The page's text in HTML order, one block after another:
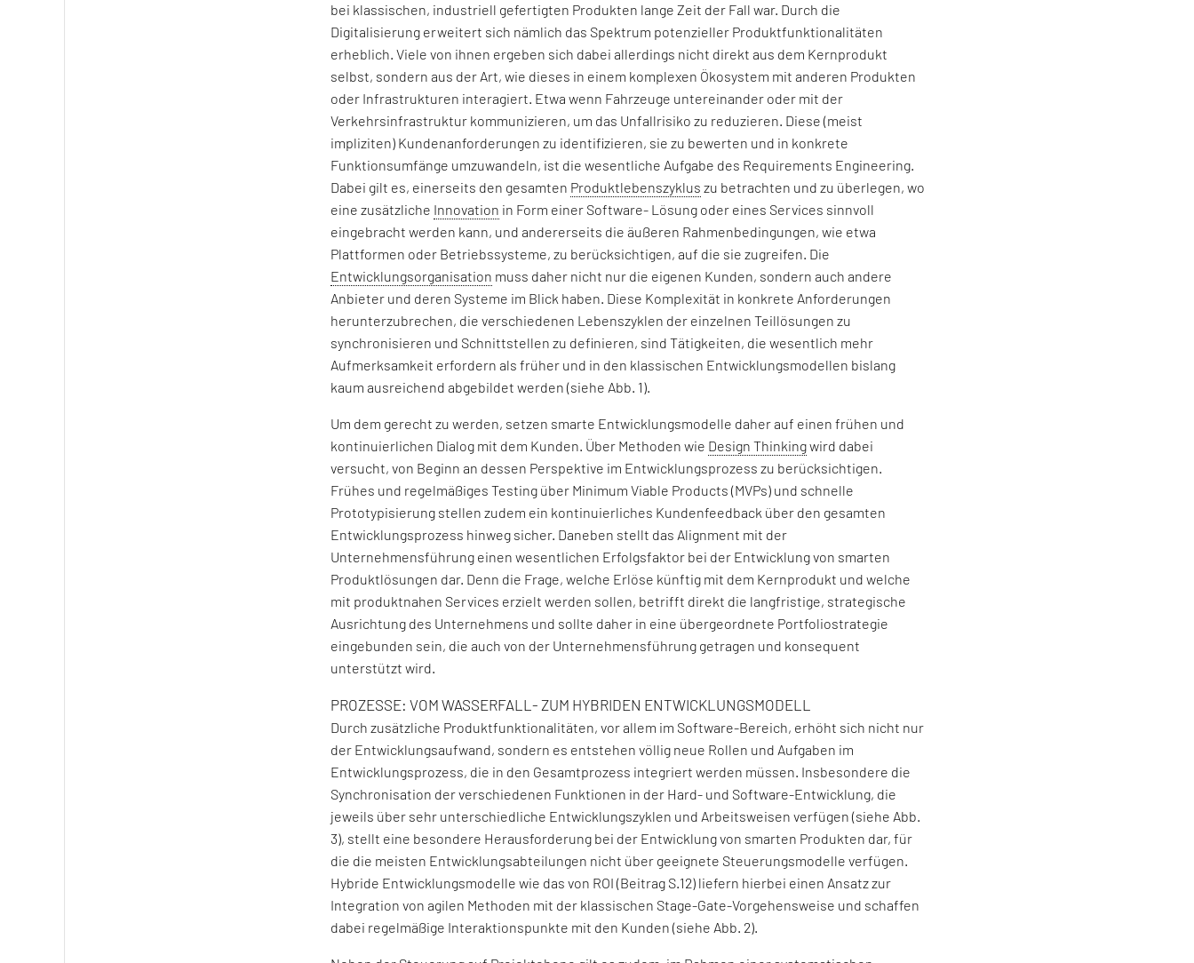
bei klassischen, industriell gefertigten Produkten lange Zeit der Fall war. Durch die
Digitalisierung erweitert sich nämlich das Spektrum potenzieller Produktfunktionalitäten
erheblich. Viele von ihnen ergeben sich dabei allerdings nicht direkt aus dem Kernprodukt
selbst, sondern aus der Art, wie dieses in einem komplexen Ökosystem mit anderen Produkten
oder Infrastrukturen interagiert. Etwa wenn Fahrzeuge untereinander oder mit der
Verkehrsinfrastruktur kommunizieren, um das Unfallrisiko zu reduzieren. Diese (meist
impliziten) Kundenanforderungen zu identifizieren, sie zu bewerten und in konkrete
Funktionsumfänge umzuwandeln, ist die wesentliche Aufgabe des Requirements Engineering.
Dabei gilt es, einerseits den gesamten Produktlebenszyklus zu betrachten und zu überlegen, wo
eine zusätzliche Innovation in Form einer Software- Lösung oder eines Services sinnvoll
eingebracht werden kann, und andererseits die äußeren Rahmenbedingungen, wie etwa
Plattformen oder Betriebssysteme, zu berücksichtigen, auf die sie zugreifen. Die
Entwicklungsorganisation muss daher nicht nur die eigenen Kunden, sondern auch andere
Anbieter und deren Systeme im Blick haben. Diese Komplexität in konkrete Anforderungen
herunterzubrechen, die verschiedenen Lebenszyklen der einzelnen Teillösungen zu
synchronisieren und Schnittstellen zu definieren, sind Tätigkeiten, die wesentlich mehr
Aufmerksamkeit erfordern als früher und in den klassischen Entwicklungsmodellen bislang
kaum ausreichend abgebildet werden (siehe Abb. 1).
Um dem gerecht zu werden, setzen smarte Entwicklungsmodelle daher auf einen frühen und
kontinuierlichen Dialog mit dem Kunden. Über Methoden wie Design Thinkingwird dabei
versucht, von Beginn an dessen Perspektive im Entwicklungsprozess zu berücksichtigen.
Frühes und regelmäßiges Testing über Minimum Viable Products (MVPs) und schnelle
Prototypisierung stellen zudem ein kontinuierliches Kundenfeedback über den gesamten
Entwicklungsprozess hinweg sicher. Daneben stellt das Alignment mit der
Unternehmensführung einen wesentlichen Erfolgsfaktor bei der Entwicklung von smarten
Produktlösungen dar. Denn die Frage, welche Erlöse künftig mit dem Kernprodukt und welche
mit produktnahen Services erzielt werden sollen, betrifft direkt die langfristige, strategische
Ausrichtung des Unternehmens und sollte daher in eine übergeordnete Portfoliostrategie
eingebunden sein, die auch von der Unternehmensführung getragen und konsequent
unterstützt wird.
PROZESSE: VOM WASSERFALL- ZUM HYBRIDEN ENTWICKLUNGSMODELL
Durch zusätzliche Produktfunktionalitäten, vor allem im Software-Bereich, erhöht sich nicht nur
der Entwicklungsaufwand, sondern es entstehen völlig neue Rollen und Aufgaben im
Entwicklungsprozess, die in den Gesamtprozess integriert werden müssen. Insbesondere die
Synchronisation der verschiedenen Funktionen in der Hard- und Software-Entwicklung, die
jeweils über sehr unterschiedliche Entwicklungszyklen und Arbeitsweisen verfügen (siehe Abb.
3), stellt eine besondere Herausforderung bei der Entwicklung von smarten Produkten dar, für
die die meisten Entwicklungsabteilungen nicht über geeignete Steuerungsmodelle verfügen.
Hybride Entwicklungsmodelle wie das von ROI (Beitrag S.12) liefern hierbei einen Ansatz zur
Integration von agilen Methoden mit der klassischen Stage-Gate-Vorgehensweise und schaffen
dabei regelmäßige Interaktionspunkte mit den Kunden (siehe Abb. 2).